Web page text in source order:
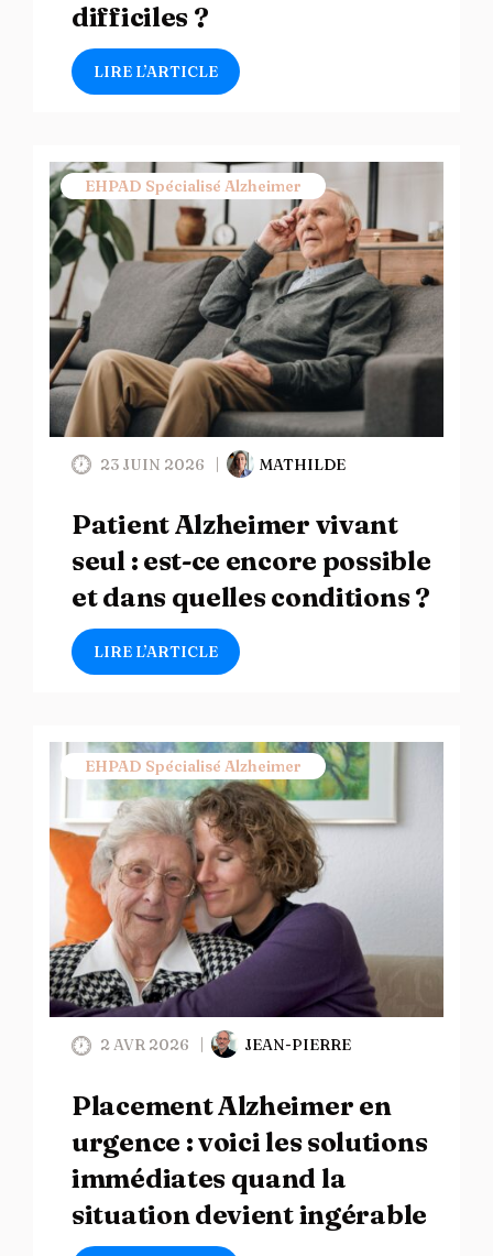
difficiles ?
LIRE L’ARTICLE
EHPAD Spécialisé Alzheimer
23 JUIN 2026 MATHILDE
Patient Alzheimer vivant
seul : est-ce encore possible
et dans quelles conditions ?
LIRE L’ARTICLE
EHPAD Spécialisé Alzheimer
2 AVR 2026 JEAN-PIERRE
Placement Alzheimer en
urgence : voici les solutions
immédiates quand la
situation devient ingérable